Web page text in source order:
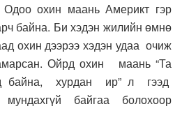
Одоо охин маань Америкт гэр
байна. Би хэдэн жилийн өмнө
охин дээрээ хэдэн удаа очиж
Ойрд охин маань “Та
байна, хурдан ир” л гээд
байгаа болохоор